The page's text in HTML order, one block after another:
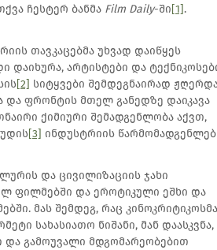
ჩესტერ ბანმა Film Daily-ში[1].
თავკაცებმა უხვად დაიწყეს
დაიხურა, არტისტები და
[2] სიტყვები შემდეგნაირად
და ფრონტის მთელ განედზე დაიკავა
ქიმიური შემადგენლობა აქვთ,
[3] ინდუსტრიის
და ცივილიზაციის ჯახი
ფილმებში და ეროტიკული ეშხი და
მას შემდეგ, რაც კინოკრიტიკოსმა
სახასიათო ნიშანი, მან დაასკვნა,
და გამოუვალი მდგომარეობებით